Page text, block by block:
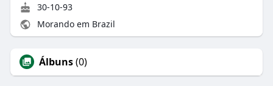
30-10-93
Morando em Brazil
Álbuns(0)